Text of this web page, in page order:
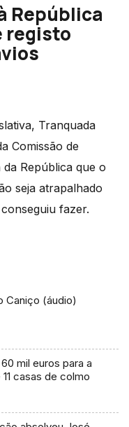
República
registo
Tranquada
Comissão de
República que o
seja atrapalhado
fazer.
Caniço (áudio)
mil euros para a
casas de colmo